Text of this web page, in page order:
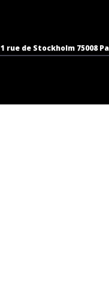
1 rue de Stockholm 75008